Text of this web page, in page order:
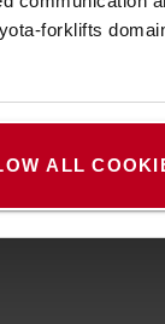
forklifts
ALL